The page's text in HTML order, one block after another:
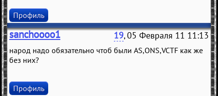
Профиль
sanchoooo1 19, 05 Февраля 11 11:13
народ надо обязательно чтоб были AS,ONS,VCTF как же
без них?
Профиль